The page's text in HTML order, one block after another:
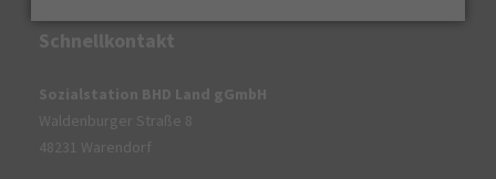
Schnellkontakt
Sozialstation BHD Land gGmbH
Waldenburger Straße 8
48231 Warendorf